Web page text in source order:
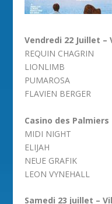
Vendredi 22 Juillet –
REQUIN CHAGRIN
LIONLIMB
PUMAROSA
FLAVIEN BERGER
Casino des Palmiers
MIDI NIGHT
ELIJAH
NEUE GRAFIK
LEON VYNEHALL
Samedi 23 juillet –